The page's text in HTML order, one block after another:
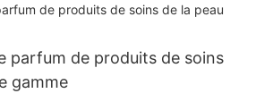
parfum de produits de soins
gamme